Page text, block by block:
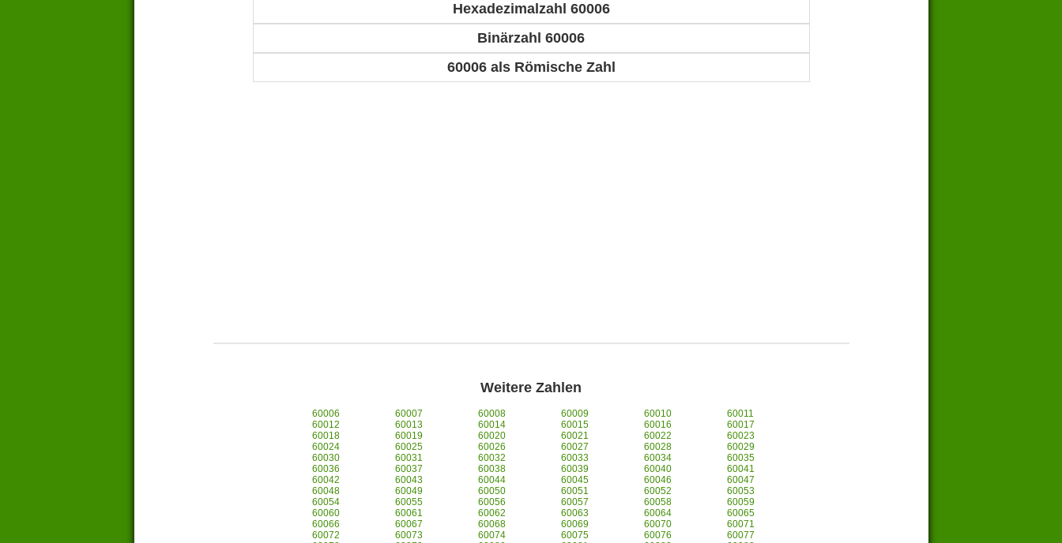
Hexadezimalzahl 60006
Binärzahl 60006
60006 als Römische Zahl
Weitere Zahlen
60006 60007 60008 60009 60010
60011
60012
60013 60014 60015 60016
60017
60018
60019 60020 60021 60022
60023
60024
60025 60026 60027 60028
60029
60030
60031 60032 60033 60034
60035
60036
60037 60038 60039 60040
60041
60042
60043 60044 60045 60046
60047
60048
60049 60050 60051 60052
60053
60054
60055 60056 60057 60058
60059
60060
60061 60062 60063 60064
60065
60066
60067 60068 60069 60070
60071
60072
60073 60074 60075 60076
60077